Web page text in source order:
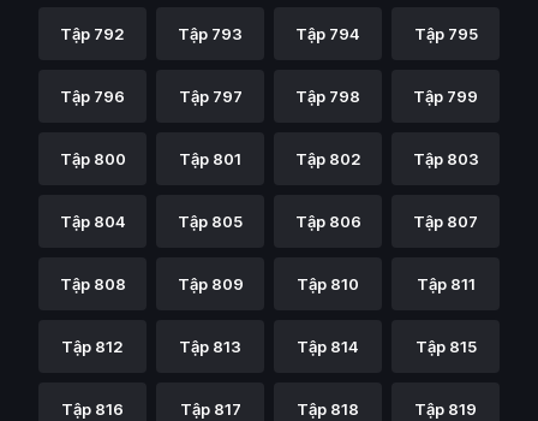
Tập 792 Tập 793 Tập 794 Tập 795
Tập 796 Tập 797 Tập 798 Tập 799
Tập 800 Tập 801 Tập 802 Tập 803
Tập 804 Tập 805 Tập 806 Tập 807
Tập 808 Tập 809 Tập 810 Tập 811
Tập 812 Tập 813 Tập 814 Tập 815
Tập 816 Tập 817 Tập 818 Tập 819